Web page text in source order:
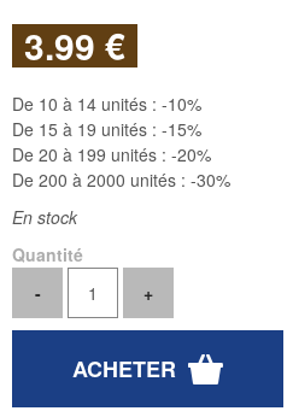
3.99 €
De 10 à 14 unités : -10%
De 15 à 19 unités : -15%
De 20 à 199 unités : -20%
De 200 à 2000 unités : -30%
En stock
Quantité